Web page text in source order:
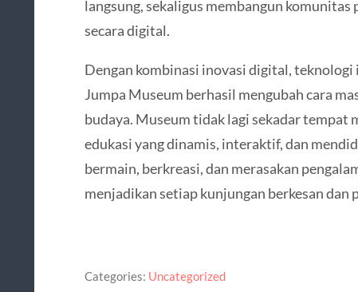
langsung, sekaligus membangun komunitas
secara digital.
Dengan kombinasi inovasi digital,
Jumpa Museum berhasil mengubah cara
budaya. Museum tidak lagi sekadar
edukasi yang dinamis, interaktif, dan
bermain, berkreasi, dan merasakan
menjadikan setiap kunjungan berkesan dan
Categories: Uncategorized